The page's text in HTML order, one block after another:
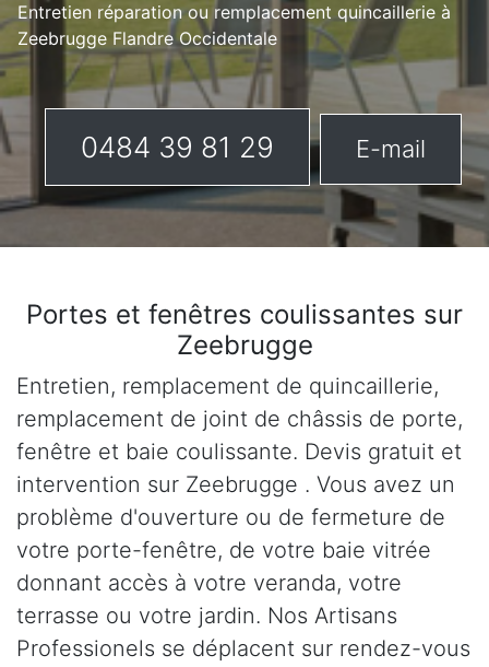
Entretien réparation ou remplacement quincaillerie à
Zeebrugge Flandre Occidentale
0484 39 81 29 E-mail
Portes et fenêtres coulissantes sur
Zeebrugge
Entretien, remplacement de quincaillerie,
remplacement de joint de châssis de porte,
fenêtre et baie coulissante. Devis gratuit et
intervention sur Zeebrugge . Vous avez un
problème d'ouverture ou de fermeture de
votre porte-fenêtre, de votre baie vitrée
donnant accès à votre veranda, votre
terrasse ou votre jardin. Nos Artisans
Professionels se déplacent sur rendez-vous